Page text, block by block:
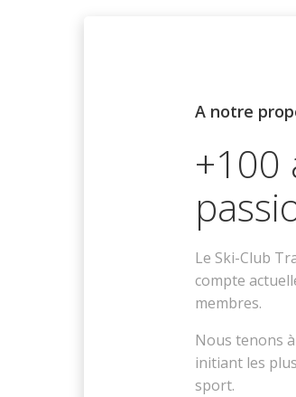
A notre
+100
Le Ski-Club
compte
membres.
Nous tenons
initiant les
sport.